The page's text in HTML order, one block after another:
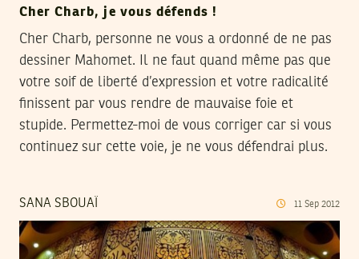
Cher Charb, je vous défends !
Cher Charb, personne ne vous a ordonné de ne pas
dessiner Mahomet. Il ne faut quand même pas que
votre soif de liberté d’expression et votre radicalité
finissent par vous rendre de mauvaise foie et
stupide. Permettez-moi de vous corriger car si vous
continuez sur cette voie, je ne vous défendrai plus.
SANA SBOUAÏ 11 Sep 2012